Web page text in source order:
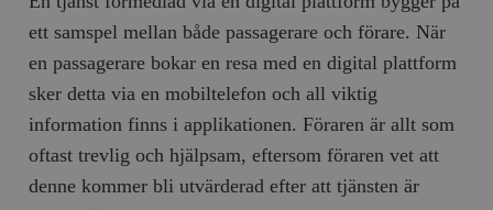
ett samspel mellan både passagerare och förare. När
en passagerare bokar en resa med en digital plattform
sker detta via en mobiltelefon och all viktig
information finns i applikationen. Föraren är allt som
oftast trevlig och hjälpsam, eftersom föraren vet att
denne kommer bli utvärderad efter att tjänsten är